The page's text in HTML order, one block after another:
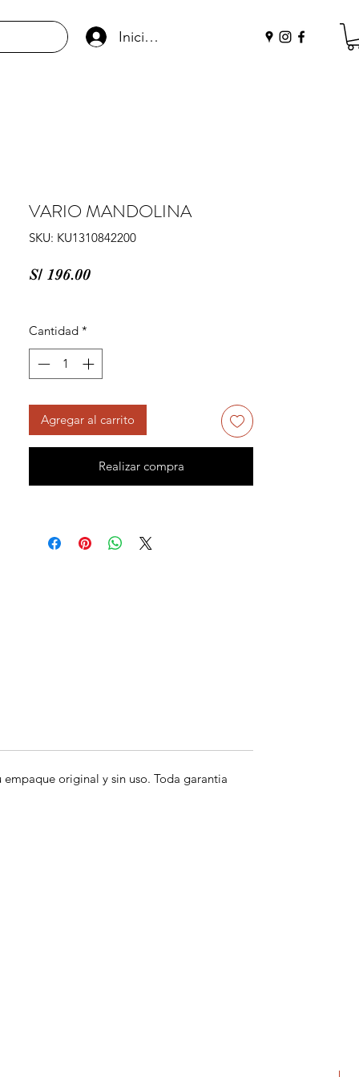
Iniciar sesión
VARIO MANDOLINA
SKU: KU1310842200
S/ 196.00Precio
Cantidad *
Agregar al carrito
Realizar compra
original y sin uso. Toda garantia